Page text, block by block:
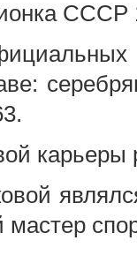
СССР
мастер